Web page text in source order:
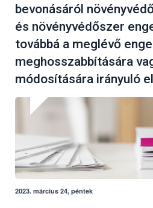
bevonásáról
és növényvédőszer
továbbá a meglévő
meghosszabbítására
módosítására irányuló
2023. március 24, péntek